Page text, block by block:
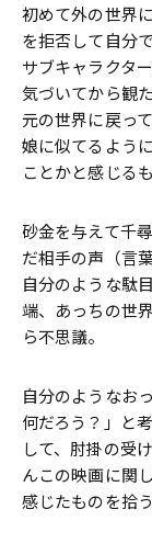
初めて外の世界
を拒否して自分
サブキャラクタ
気づいてから観
元の世界に戻っ
娘に似てるよう
ことかと感じる
砂金を与えて千
だ相手の声（言
自分のような駄
端、あっちの世
ら不思議。
自分のようなお
何だろう？」と
して、肘掛の受
んこの映画に関
感じたものを拾